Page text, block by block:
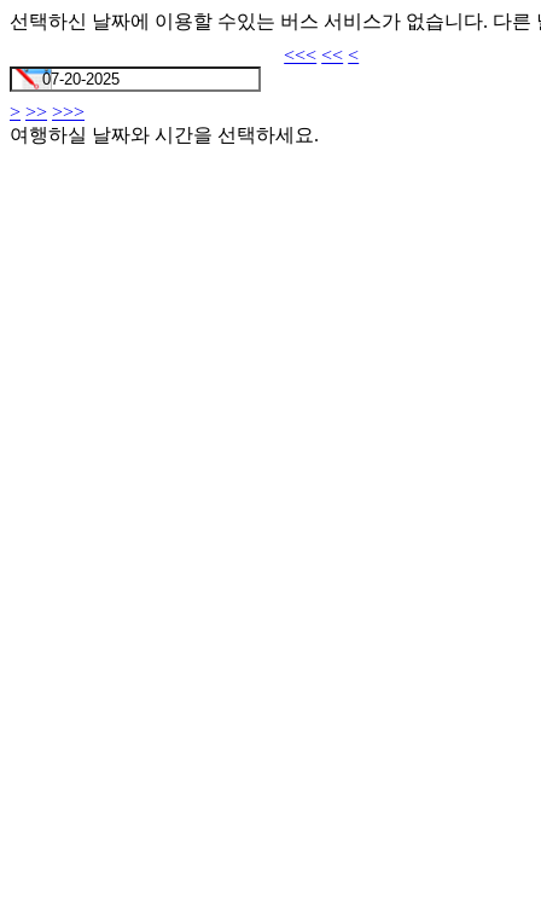
선택하신 날짜에 이용할 수있는 버스 서비스가 없습니다. 다
<<< << <
> >> >>>
여행하실 날짜와 시간을 선택하세요.